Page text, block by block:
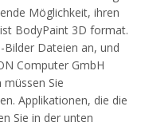
Möglichkeit, ihren
BodyPaint 3D format.
Dateien an, und
Computer GmbH
Sie
Applikationen, die die
Sie in der unten